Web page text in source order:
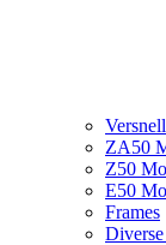
ZA50
Z50
E50
Frames